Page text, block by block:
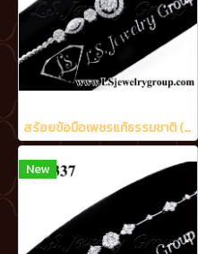
สร้อยข้อมือเพชรแท้ธรรมชาติ (Natural Diamonds) 1.60 Ct.
New